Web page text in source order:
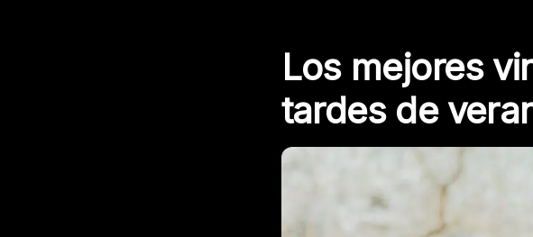
Los mejores
tardes de